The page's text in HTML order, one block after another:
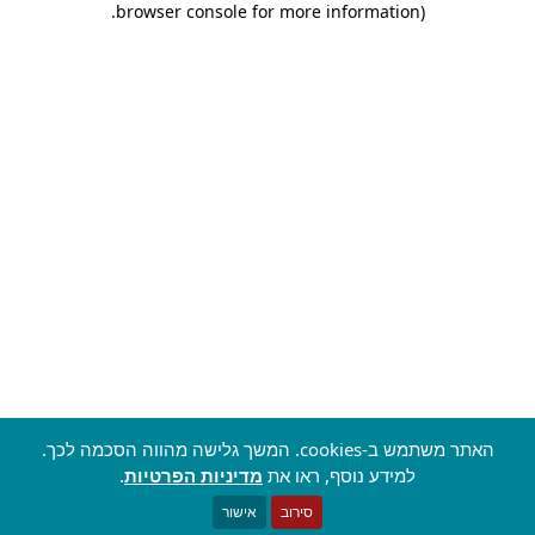
browser console for more information)
.
האתר משתמש ב-cookies. המשך גלישה מהווה הסכמה לכך.
למידע נוסף, ראו את מדיניות הפרטיות.
סירוב אישור